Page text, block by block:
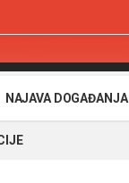
NAJAVA DOGAĐANJA